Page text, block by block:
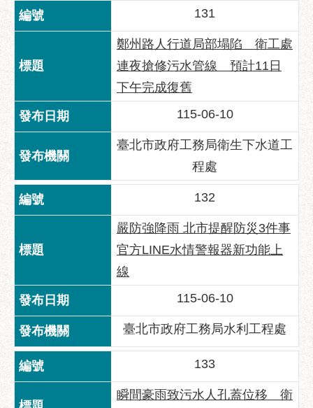
及
安
全
策
聯
絡
方
式
暨
所
各
處
聯
絡
電
話
131
鄭州路人行道局部塌陷 衛工處
連夜搶修污水管線 預計11日
下午完成復舊
115-06-10
臺北市政府工務局衛生下水道工
程處
132
嚴防強降雨 北市提醒防災3件事
官方LINE水情警報器新功能上
線
115-06-10
臺北市政府工務局水利工程處
133
瞬間豪雨致污水人孔蓋位移 衛